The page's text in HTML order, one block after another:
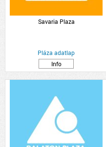
Savaria Plaza
Pláza adatlap
Info